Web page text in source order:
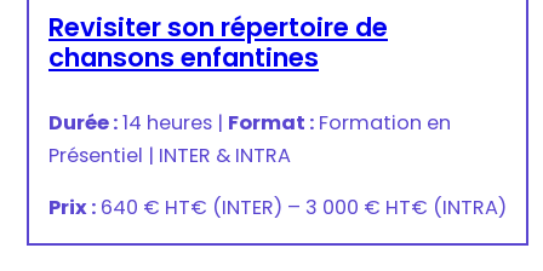
Revisiter son répertoire de
chansons enfantines
Durée :14 heures | Format : Formation en
Présentiel | INTER & INTRA
Prix : 640 € HT€ (INTER) – 3 000 € HT€ (INTRA)